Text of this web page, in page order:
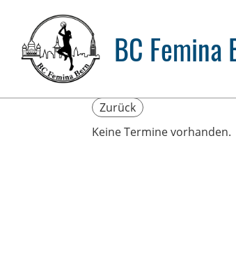
BC Femina
Zurück
Keine Termine vorhanden.